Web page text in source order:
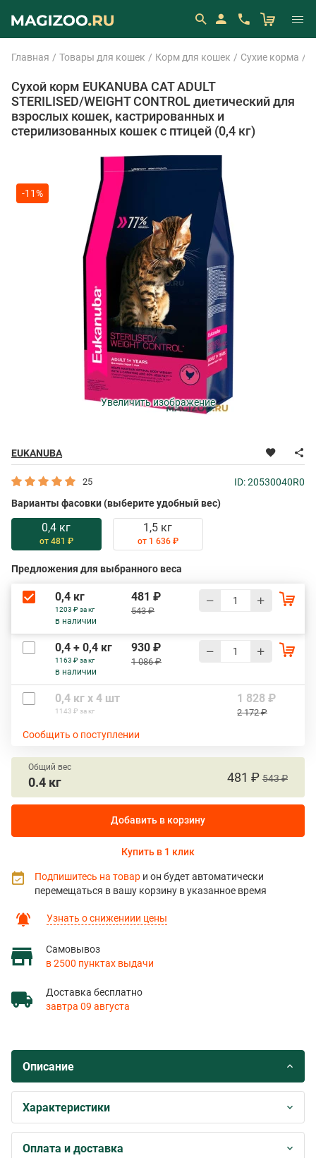
Главная Товары для кошек Корм для кошек Сухие корма
Сухой корм EUKANUBA CAT ADULT
STERILISED/WEIGHT CONTROL диетический для
взрослых кошек, кастрированных и
стерилизованных кошек с птицей (0,4 кг)
EUKANUBA
-11%
Увеличить изображение
25
ID: 20530040R0
Варианты фасовки (выберите удобный вес)
0,4 кг
от 481 ₽
1,5 кг
от 1 636 ₽
Предложения для выбранного веса
0,4 кг
1203 ₽ за кг
в наличии
481 ₽
543 ₽
0,4 + 0,4 кг
1163 ₽ за кг
в наличии
930 ₽
1 086 ₽
0,4 кг х 4 шт
1143 ₽ за кг
1 828 ₽
2 172 ₽
Сообщить о поступлении
Узнать о снижениии цены
Самовывоз
в 2500 пунктах выдачи
Доставка бесплатно
завтра 09 августа
Общий вес
0.4 кг 481 ₽ 543 ₽
Добавить в корзину
Купить в 1 клик
Подпишитесь на товар и он будет автоматически
перемещаться в вашу корзину в указанное время
Описание
Характеристики
Оплата и доставка